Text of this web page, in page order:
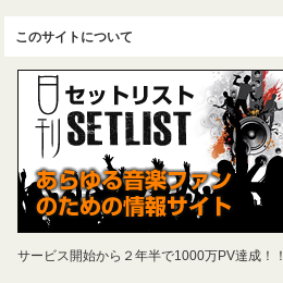
このサイトについて
サービス開始から２年半で1000万PV達成！！